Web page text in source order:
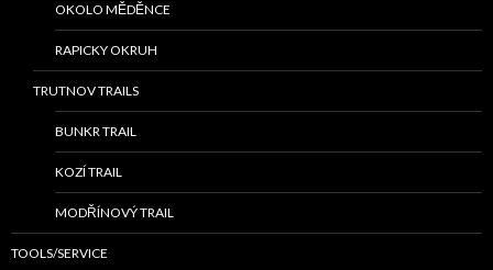
OKOLO MĚDĚNCE
RAPICKY OKRUH
TRUTNOV TRAILS
BUNKR TRAIL
KOZÍ TRAIL
MODŘÍNOVÝ TRAIL
TOOLS/SERVICE